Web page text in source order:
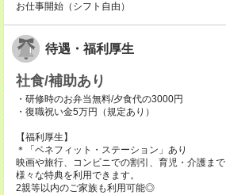
お仕事開始（シフト自由）
待遇・福利厚生
社食/補助あり
・研修時のお弁当無料/夕食代の3000円
・復職祝い金5万円（規定あり）
【福利厚生】
＊「ベネフィット・ステーション」あり
映画や旅行、コンビニでの割引、育児・介護まで
様々な特典を利用できます。
2親等以内のご家族も利用可能◎